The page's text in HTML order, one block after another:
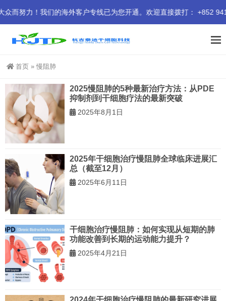
努力！我们的海外客户专线已为您开通。欢迎直接拨打： +852
首页 » 慢阻肺
2025慢阻肺的5种最新治疗方法：从PDE
抑制剂到干细胞疗法的最新突破
2025年8月1日
2025年干细胞治疗慢阻肺全球临床进展汇
总（截至12月）
2025年6月11日
干细胞治疗慢阻肺：如何实现从短期的肺
功能改善到长期的运动能力提升？
2025年4月21日